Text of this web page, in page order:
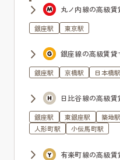
丸ノ内線の高級賃
銀座駅 東京駅
銀座線の高級賃貸
銀座駅 京橋駅 日本橋駅
日比谷線の高級
銀座駅 東銀座駅 築地駅
人形町駅
小伝馬町駅
有楽町線の高級賃